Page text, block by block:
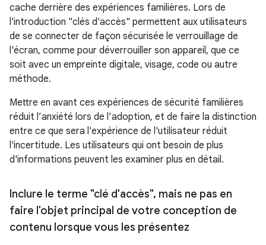
cache derrière des expériences familières. Lors de
l'introduction "clés d'accès" permettent aux utilisateurs
de se connecter de façon sécurisée le verrouillage de
l'écran, comme pour déverrouiller son appareil, que ce
soit avec un empreinte digitale, visage, code ou autre
méthode.
Mettre en avant ces expériences de sécurité familières
réduit l’anxiété lors de l’adoption, et de faire la distinction
entre ce que sera l'expérience de l'utilisateur réduit
l'incertitude. Les utilisateurs qui ont besoin de plus
d'informations peuvent les examiner plus en détail.
Inclure le terme "clé d'accès", mais ne pas en
faire l'objet principal de votre conception de
contenu lorsque vous les présentez